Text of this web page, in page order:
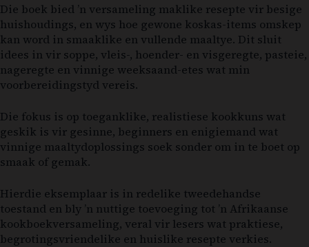
Die boek bied ’n versameling maklike resepte vir besige
huishoudings, en wys hoe gewone koskas-items omskep
kan word in smaaklike en vullende maaltye. Dit sluit
idees in vir soppe, vleis-, hoender- en visgeregte, pasteie,
nageregte en vinnige weeksaand-etes wat min
voorbereidingstyd vereis.
Die fokus is op toeganklike, realistiese kookkuns wat
geskik is vir gesinne, beginners en enigiemand wat
vinnige maaltydoplossings soek sonder om in te boet op
smaak of gemak.
Hierdie eksemplaar is in redelike tweedehandse
toestand en bly ’n nuttige toevoeging tot ’n Afrikaanse
kookboekversameling, veral vir lesers wat praktiese,
begrotingsvriendelike en huislike resepte verkies.